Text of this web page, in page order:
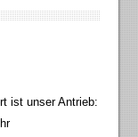
ist unser Antrieb: